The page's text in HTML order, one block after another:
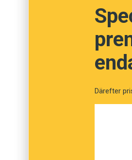
Förbisprungen
Därefter